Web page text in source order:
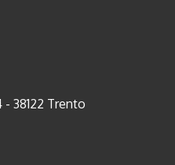
- 38122 Trento